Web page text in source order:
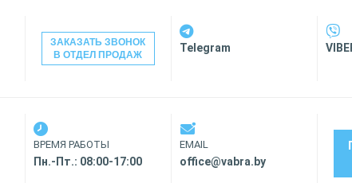
ЗАКАЗАТЬ ЗВОНОК
В ОТДЕЛ ПРОДАЖ
Telegram
ВРЕМЯ РАБОТЫ
Пн.-Пт.: 08:00-17:00
EMAIL
office@vabra.by